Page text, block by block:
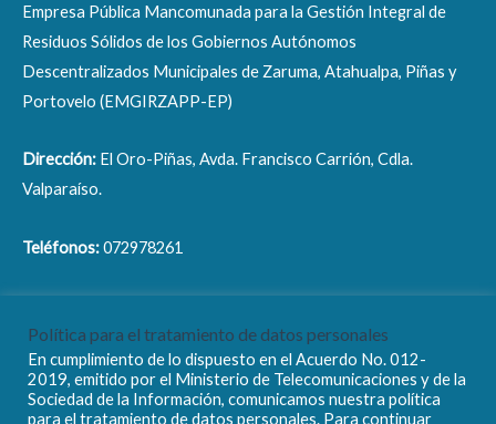
Empresa Pública Mancomunada para la Gestión Integral de
Residuos Sólidos de los Gobiernos Autónomos
Descentralizados Municipales de Zaruma, Atahualpa, Piñas y
Portovelo (EMGIRZAPP-EP)
Dirección: El Oro-Piñas, Avda. Francisco Carrión, Cdla.
Valparaíso.
Teléfonos:072978261
Política para el tratamiento de datos personales
En cumplimiento de lo dispuesto en el Acuerdo No. 012-
2019, emitido por el Ministerio de Telecomunicaciones y de la
Sociedad de la Información, comunicamos nuestra política
para el tratamiento de datos personales. Para continuar